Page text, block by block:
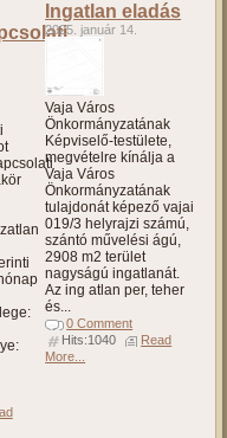
Ingatlan eladás
2025. január 14.
Vaja Város
Önkormányzatának
Képviselő-testülete,
megvételre kínálja a
Vaja Város
Önkormányzatának
tulajdonát képező vajai
019/3 helyrajzi számú,
szántó művelési ágú,
2908 m2 terület
nagyságú ingatlanát.
Az ing atlan per, teher
és...
0 Comment
Hits:1040
Read
More...